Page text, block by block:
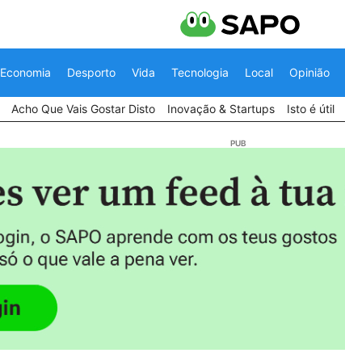
Economia Desporto Vida Tecnologia Local Opinião
Acho Que Vais Gostar Disto Inovação & Startups Isto é útil